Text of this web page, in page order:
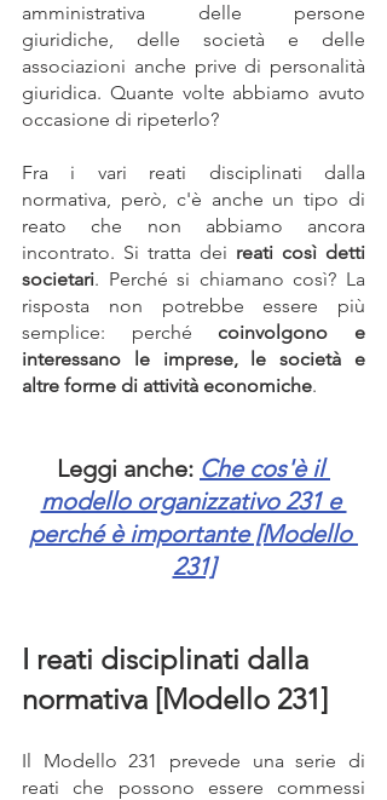
amministrativa delle persone
giuridiche, delle società e delle
associazioni anche prive di personalità
giuridica. Quante volte abbiamo avuto
occasione di ripeterlo?
Fra i vari reati disciplinati dalla
normativa, però, c'è anche un tipo di
reato che non abbiamo ancora
incontrato. Si tratta dei reati così detti
societari. Perché si chiamano così? La
risposta non potrebbe essere più
semplice: perché coinvolgono e
interessano le imprese, le società e
altre forme di attività economiche.
Leggi anche: Che cos'è il
modello organizzativo 231 e
perché è importante [Modello
231]
I reati disciplinati dalla
normativa [Modello 231]
Il Modello 231 prevede una serie di
reati che possono essere commessi